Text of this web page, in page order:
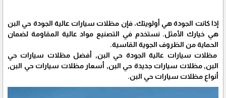
إذا كانت الجودة هي أولويتك، فإن مظلات سيارات عالية الجودة حي البن
هي خيارك الأمثل. نستخدم في التصنيع مواد عالية المقاومة لضمان
الحماية من الظروف الجوية القاسية.
مظلات سيارات عالية الجودة حي البن, أفضل مظلات سيارات حي
البن, مظلات سيارات جديدة حي البن, أسعار مظلات سيارات حي البن,
أنواع مظلات سيارات حي البن.